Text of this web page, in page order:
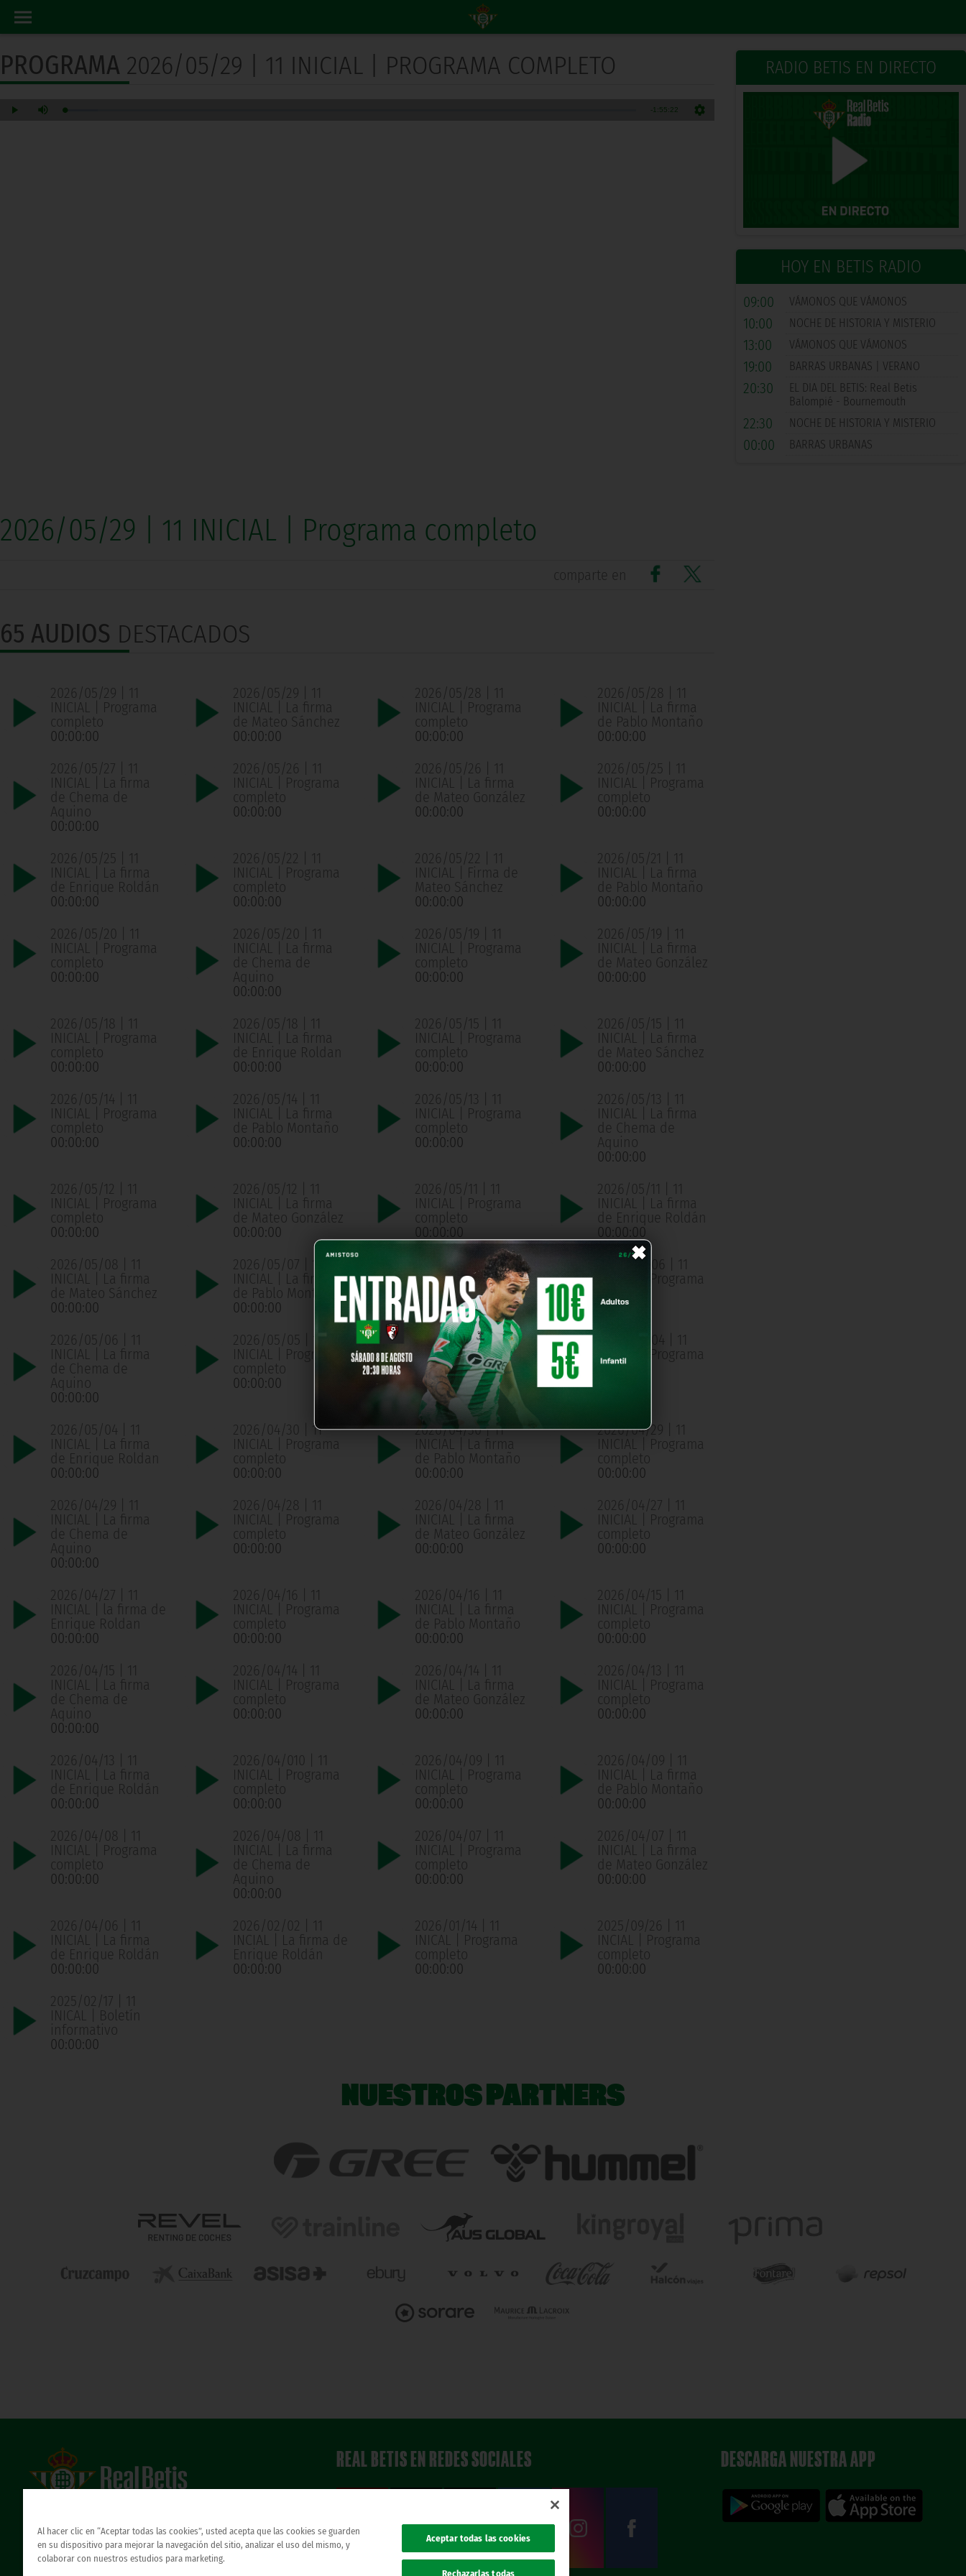
×
RADIO BETIS EN DIRECTO
HOY EN BETIS RADIO
09:00 VÁMONOS QUE VÁMONOS
10:00 NOCHE DE HISTORIA Y MISTERIO
13:00 VÁMONOS QUE VÁMONOS
19:00 BARRAS URBANAS | VERANO
20:30
EL DIA DEL BETIS: Real Betis
Balompié - Bournemouth
22:30 NOCHE DE HISTORIA Y MISTERIO
00:00 BARRAS URBANAS
PROGRAMA 2026/05/29 | 11 INICIAL | PROGRAMA COMPLETO
2026/05/29 | 11 INICIAL | Programa completo
comparte en
65 AUDIOS DESTACADOS
2026/05/29 | 11
INICIAL | Programa
completo
00:00:00
2026/05/29 | 11
INICIAL | La firma
de Mateo Sánchez
00:00:00
2026/05/28 | 11
INICIAL | Programa
completo
00:00:00
2026/05/28 | 11
INICIAL | La firma
de Pablo Montaño
00:00:00
2026/05/27 | 11
INICIAL | La firma
de Chema de
Aquino
00:00:00
2026/05/26 | 11
INICIAL | Programa
completo
00:00:00
2026/05/26 | 11
INICIAL | La firma
de Mateo González
00:00:00
2026/05/25 | 11
INICIAL | Programa
completo
00:00:00
2026/05/25 | 11
INICIAL | La firma
de Enrique Roldán
00:00:00
2026/05/22 | 11
INICIAL | Programa
completo
00:00:00
2026/05/22 | 11
INICIAL | Firma de
Mateo Sánchez
00:00:00
2026/05/21 | 11
INICIAL | La firma
de Pablo Montaño
00:00:00
2026/05/20 | 11
INICIAL | Programa
completo
00:00:00
2026/05/20 | 11
INICIAL | La firma
de Chema de
Aquino
00:00:00
2026/05/19 | 11
INICIAL | Programa
completo
00:00:00
2026/05/19 | 11
INICIAL | La firma
de Mateo González
00:00:00
2026/05/18 | 11
INICIAL | Programa
completo
00:00:00
2026/05/18 | 11
INICIAL | La firma
de Enrique Roldan
00:00:00
2026/05/15 | 11
INICIAL | Programa
completo
00:00:00
2026/05/15 | 11
INICIAL | La firma
de Mateo Sánchez
00:00:00
2026/05/14 | 11
INICIAL | Programa
completo
00:00:00
2026/05/14 | 11
INICIAL | La firma
de Pablo Montaño
00:00:00
2026/05/13 | 11
INICIAL | Programa
completo
00:00:00
2026/05/13 | 11
INICIAL | La firma
de Chema de
Aquino
00:00:00
2026/05/12 | 11
INICIAL | Programa
completo
00:00:00
2026/05/12 | 11
INICIAL | La firma
de Mateo González
00:00:00
2026/05/11 | 11
INICIAL | Programa
completo
00:00:00
2026/05/11 | 11
INICIAL | La firma
de Enrique Roldán
00:00:00
2026/05/08 | 11
INICIAL | La firma
de Mateo Sánchez
00:00:00
2026/05/07 | 11
INICIAL | La firma
de Pablo Montaño
00:00:00
2026/05/07 | 11
INICIAL | Programa
completo
00:00:00
2026/05/06 | 11
INICIAL | Programa
00:00:00
2026/05/06 | 11
INICIAL | La firma
de Chema de
Aquino
00:00:00
2026/05/05 | 11
INICIAL | Programa
completo
00:00:00
2026/05/05 | 11
INICIAL | La firma
de Mateo González
00:00:00
2026/05/04 | 11
INICIAL | Programa
completo
2026/05/04 | 11
INICIAL | La firma
de Enrique Roldan
00:00:00
2026/04/30 | 11
INICIAL | Programa
completo
00:00:00
2026/04/30 | 11
INICIAL | La firma
de Pablo Montaño
00:00:00
2026/04/29 | 11
INICIAL | Programa
completo
00:00:00
2026/04/29 | 11
INICIAL | La firma
de Chema de
Aquino
00:00:00
2026/04/28 | 11
INICIAL | Programa
completo
00:00:00
2026/04/28 | 11
INICIAL | La firma
de Mateo González
00:00:00
2026/04/27 | 11
INICIAL | Programa
completo
00:00:00
2026/04/27 | 11
INICIAL | la firma de
Enrique Roldan
00:00:00
2026/04/16 | 11
INICIAL | Programa
completo
00:00:00
2026/04/16 | 11
INICIAL | La firma
de Pablo Montaño
00:00:00
2026/04/15 | 11
INICIAL | Programa
completo
00:00:00
2026/04/15 | 11
INICIAL | La firma
de Chema de
Aquino
00:00:00
2026/04/14 | 11
INICIAL | Programa
completo
00:00:00
2026/04/14 | 11
INICIAL | La firma
de Mateo González
00:00:00
2026/04/13 | 11
INICIAL | Programa
completo
00:00:00
2026/04/13 | 11
INICIAL | La firma
de Enrique Roldán
00:00:00
2026/04/010 | 11
INICIAL | Programa
completo
00:00:00
2026/04/09 | 11
INICIAL | Programa
completo
00:00:00
2026/04/09 | 11
INICIAL | La firma
de Pablo Montaño
00:00:00
2026/04/08 | 11
INICIAL | Programa
completo
00:00:00
2026/04/08 | 11
INICIAL | La firma
de Chema de
Aquino
00:00:00
2026/04/07 | 11
INICIAL | Programa
completo
00:00:00
2026/04/07 | 11
INICIAL | La firma
de Mateo González
00:00:00
2026/04/06 | 11
INICIAL | La firma
de Enrique Roldán
00:00:00
2026/02/02 | 11
INCIAL | La firma de
Enrique Roldán
00:00:00
2026/01/14 | 11
INICAL | Programa
completo
00:00:00
2025/09/26 | 11
INCIAL | Programa
completo
00:00:00
2025/02/17 | 11
INICAL | Boletín
informativo
00:00:00
NUESTROS PARTNERS
Atención al Bético
REAL BETIS EN REDES SOCIALES DESCARGA NUESTRA APP
Al hacer clic en “Aceptar todas las cookies”, usted acepta que las cookies se guarden
en su dispositivo para mejorar la navegación del sitio, analizar el uso del mismo, y
colaborar con nuestros estudios para marketing.
Aceptar todas las cookies
Rechazarlas todas